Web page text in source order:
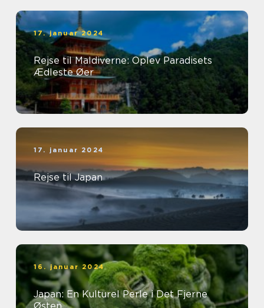
17. januar 2024
Rejse til Maldiverne: Oplev Paradisets
Ædleste Øer
17. januar 2024
Rejse til Japan
16. januar 2024
Japan: En Kulturel Perle i Det Fjerne